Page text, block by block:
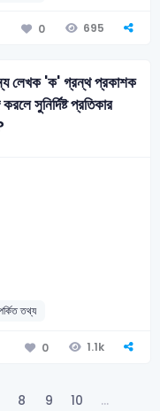
0 695
লেখক 'ক' গ্রন্থ প্রকাশক
সুনির্দিষ্ট প্রতিকার
তথ্য
0 1.1k
8 9 10
...